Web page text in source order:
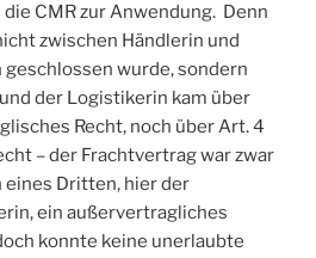
CMR zur Anwendung. Denn
zwischen Händlerin und
wurde, sondern
der Logistikerin kam über
Recht, noch über Art. 4
– der Frachtvertrag war zwar
eines Dritten, hier der
ein außervertragliches
konnte keine unerlaubte